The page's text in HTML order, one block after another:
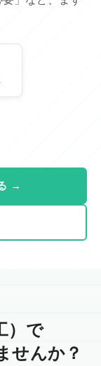
→
）で
せんか？